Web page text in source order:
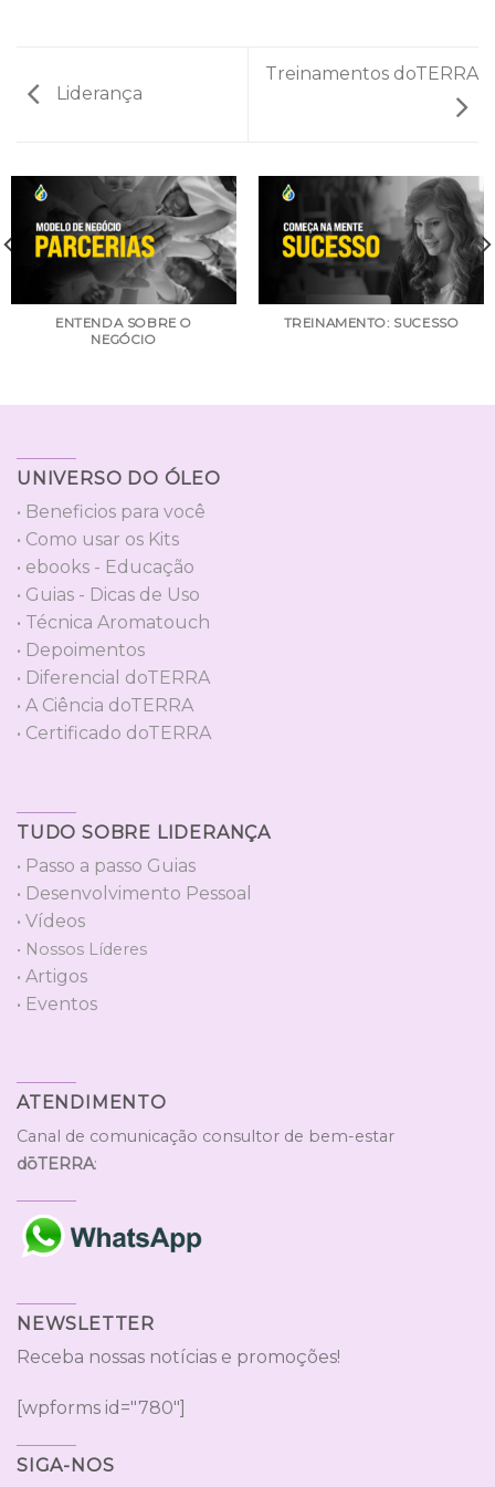
Liderança
Treinamentos doTERRA
ENTENDA SOBRE O
NEGÓCIO
TREINAMENTO: SUCESSO
UNIVERSO DO ÓLEO
• Beneficios para você
• Como usar os Kits
• ebooks - Educação
• Guias - Dicas de Uso
• Técnica Aromatouch
• Depoimentos
• Diferencial doTERRA
• A Ciência doTERRA
• Certificado doTERRA
TUDO SOBRE LIDERANÇA
• Passo a passo Guias
• Desenvolvimento Pessoal
• Vídeos
• Nossos Líderes
• Artigos
• Eventos
ATENDIMENTO
Canal de comunicação consultor de bem-estar
dōTERRA:
NEWSLETTER
Receba nossas notícias e promoções!
[wpforms id="780"]
SIGA-NOS